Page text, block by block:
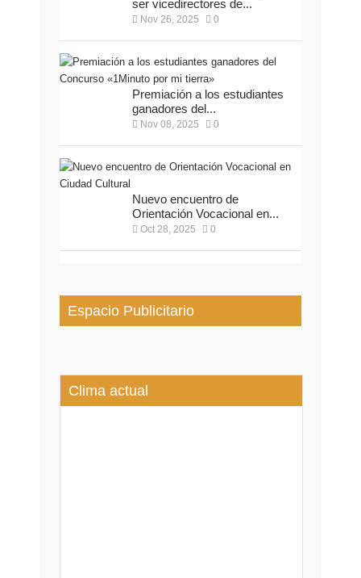
ser vicedirectores de...
Nov 26, 2025 0
Premiación a los estudiantes
ganadores del...
Nov 08, 2025 0
Nuevo encuentro de
Orientación Vocacional en...
Oct 28, 2025 0
Espacio Publicitario
Clima actual